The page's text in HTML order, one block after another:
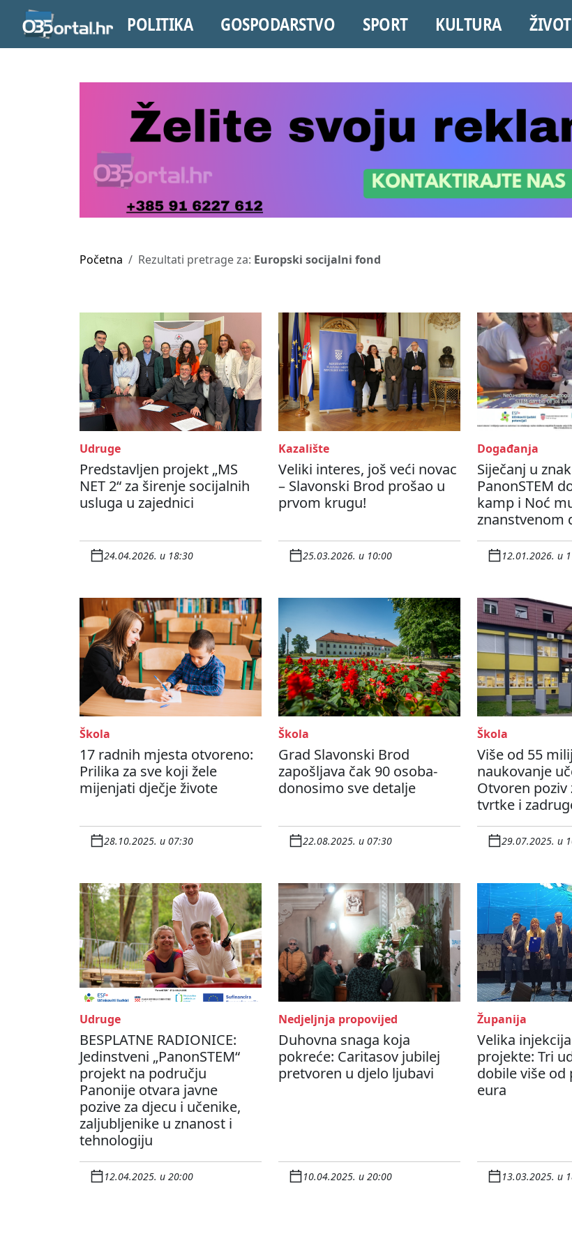
POLITIKA GOSPODARSTVO SPORT KULTURA ŽIVOT
Početna Rezultati pretrage za: Europski socijalni fond
Udruge
Predstavljen projekt „MS
NET 2“ za širenje socijalnih
usluga u zajednici
24.04.2026. u 18:30
Kazalište
Veliki interes, još veći novac
– Slavonski Brod prošao u
prvom krugu!
25.03.2026. u 10:00
Događanja
Siječanj u
PanonSTEM
kamp i Noć
znanstvenom
12.01.2026. u
Škola
17 radnih mjesta otvoreno:
Prilika za sve koji žele
mijenjati dječje živote
28.10.2025. u 07:30
Škola
Grad Slavonski Brod
zapošljava čak 90 osoba-
donosimo sve detalje
22.08.2025. u 07:30
Škola
Više od 55
naukovanje
Otvoren poziv
tvrtke i
29.07.2025. u
Udruge
BESPLATNE RADIONICE:
Jedinstveni „PanonSTEM“
projekt na području
Panonije otvara javne
pozive za djecu i učenike,
zaljubljenike u znanost i
tehnologiju
12.04.2025. u 20:00
Nedjeljnja propovijed
Duhovna snaga koja
pokreće: Caritasov jubilej
pretvoren u djelo ljubavi
10.04.2025. u 20:00
Županija
Velika injekcija
projekte: Tri
dobile više od
eura
13.03.2025. u